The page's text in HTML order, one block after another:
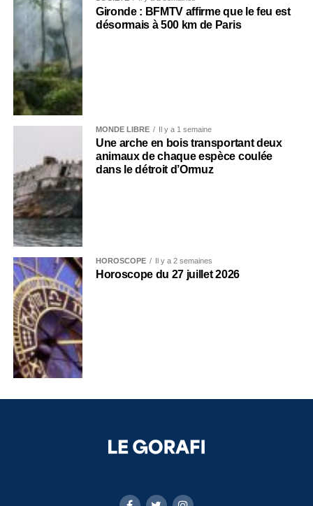
Gironde : BFMTV affirme que le feu est
désormais à 500 km de Paris
MONDE LIBRE Il y a 1 semaine
Une arche en bois transportant deux
animaux de chaque espèce coulée
dans le détroit d’Ormuz
HOROSCOPE Il y a 2 semaines
Horoscope du 27 juillet 2026